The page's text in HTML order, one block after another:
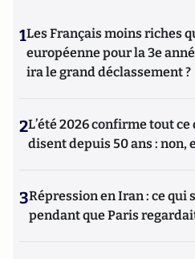
1Les Français moins riches
européenne pour la 3e
ira le grand déclassement ?
2L’été 2026 confirme tout
disent depuis 50 ans : non,
3Répression en Iran : ce qui
pendant que Paris